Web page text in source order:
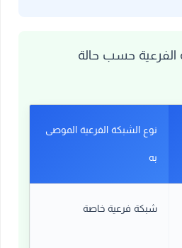
الفرعية حسب حالة
نوع الشبكة الفرعية الموصى
به
شبكة فرعية خاصة